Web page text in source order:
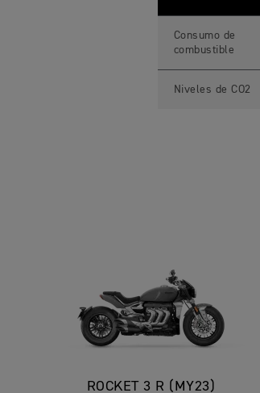
Consumo de
combustible
Niveles de CO2
ROCKET 3 R (MY23)